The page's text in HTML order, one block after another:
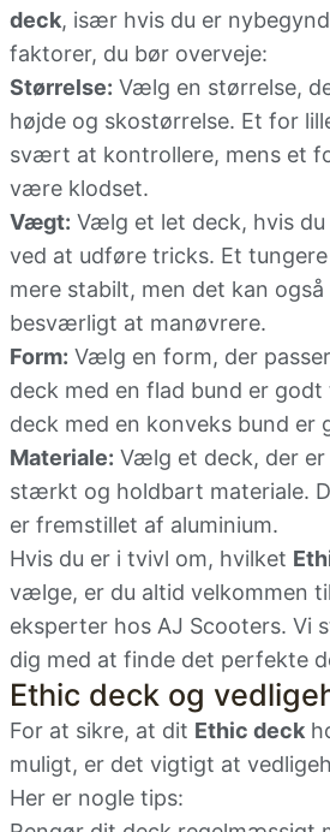
deck, især hvis du er
faktorer, du bør overveje:
Størrelse: Vælg en størrelse,
højde og skostørrelse. Et for
svært at kontrollere, mens et
være klodset.
Vægt: Vælg et let deck, hvis du
ved at udføre tricks. Et
mere stabilt, men det kan
besværligt at manøvrere.
Form: Vælg en form, der
deck med en flad bund er
deck med en konveks bund er
Materiale: Vælg et deck, der
stærkt og holdbart materiale.
er fremstillet af aluminium.
Hvis du er i tvivl om, hvilket
vælge, er du altid velkommen
eksperter hos AJ Scooters. Vi
dig med at finde det perfekte
Ethic deck og
For at sikre, at dit Ethic deck
muligt, er det vigtigt at
Her er nogle tips: